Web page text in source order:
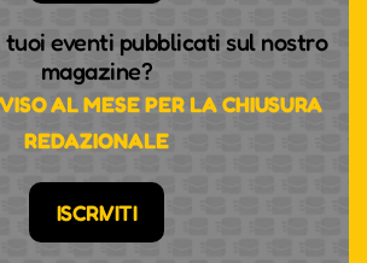
tuoi eventi pubblicati sul nostro
magazine?
AL MESE PER LA CHIUSURA
REDAZIONALE
ISCRIVITI